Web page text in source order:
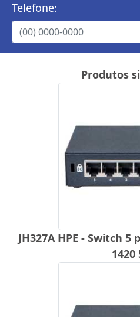
Telefone:
Produtos
JH327A HPE - Switch
1420